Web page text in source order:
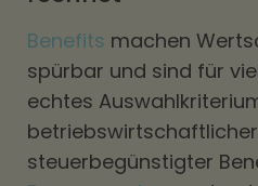
Benefits machen
spürbar und sind für
echtes
betriebswirtschaftlicher
steuerbegünstigter